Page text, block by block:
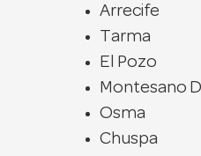
Arrecife
Tarma
El Pozo
Montesano
Osma
Chuspa